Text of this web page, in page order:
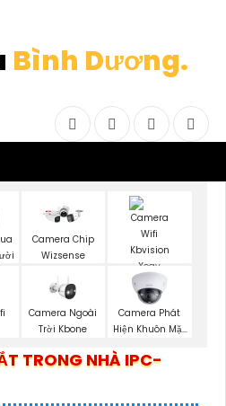
Bình Dương.
FacebookTwitter Instagram
Camera Chip
Wizsense
Camera Wifi 360
Kbvision
Camera Ngoài
Trời Kbone
Camera Phát
Hiện Khuôn Mặt
TRONG NHÀ IPC-